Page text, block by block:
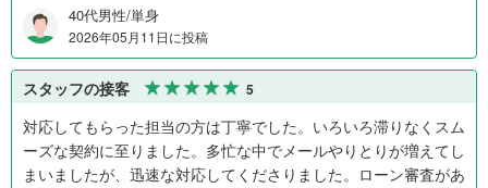
40代男性/単身
2026年05月11日に投稿
スタッフの接客 5
対応してもらった担当の方は丁寧でした。いろいろ滞りなくスム
ーズな契約に至りました。多忙な中でメールやりとりが増えてし
まいましたが、迅速な対応してくださりました。ローン審査があ